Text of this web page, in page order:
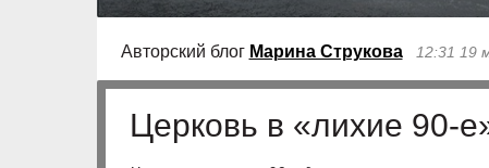
Авторский блог Марина Струкова 12:31 19
Церковь в «лихие 90-